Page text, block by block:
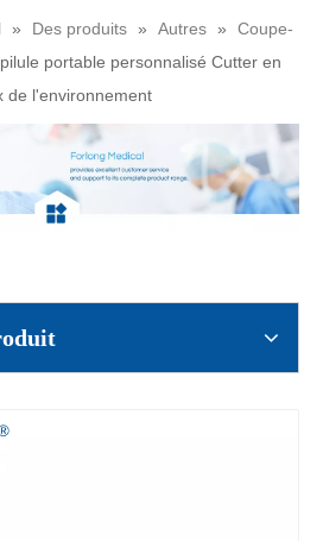
» Des produits » Autres »
Coupe-
portable personnalisé Cutter en
de l'environnement